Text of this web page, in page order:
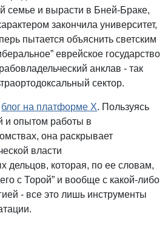
семье и вырасти в Бней-Браке,
закончила университет,
пытается объяснить светским
еврейское государство
анклав - так
сектор.
блог на платформе Х. Пользуясь
и опытом работы в
она раскрывает
власти
дельцов, которая, по ее словам,
с Торой” и вообще с какой-либо
- все это лишь инструменты